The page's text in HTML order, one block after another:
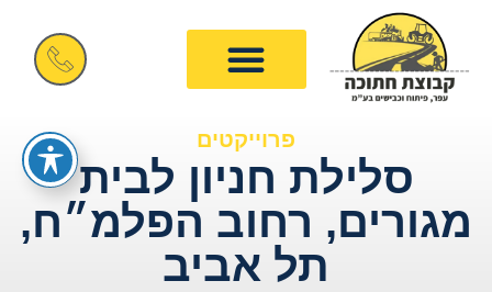
פרוייקטים
סלילת חניון לבית
מגורים, רחוב הפלמ״ח,
תל אביב